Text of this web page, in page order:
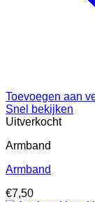
Toevoegen aan
Snel bekijken
Uitverkocht
Armband
Armband
€7,50